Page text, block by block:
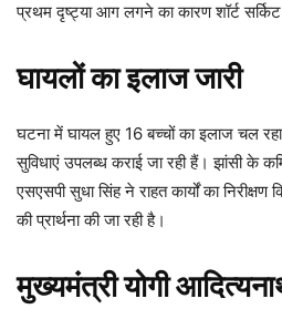
प्रथम दृष्ट्या आग लगने का कारण शॉर्ट सर्किट
घायलों का इलाज जारी
घटना में घायल हुए 16 बच्चों का इलाज चल
सुविधाएं उपलब्ध कराई जा रही हैं। झांसी के
एसएसपी सुधा सिंह ने राहत कार्यों का
की प्रार्थना की जा रही है।
मुख्यमंत्री योगी